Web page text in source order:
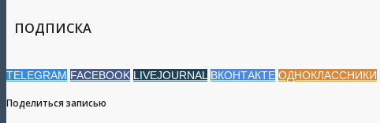
ПОДПИСКА
TELEGRAM FACEBOOK LIVEJOURNAL ВКОНТАКТЕ ОДНОКЛАССНИКИ
Поделиться записью